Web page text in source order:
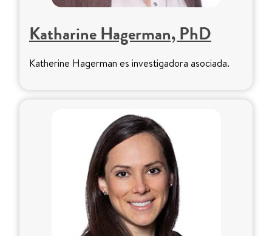
Katharine Hagerman, PhD
Katherine Hagerman es investigadora asociada.